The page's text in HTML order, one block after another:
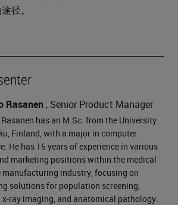
径。
Rasanen , Senior Product Manager
has an M.Sc. from the University
Finland, with a major in computer
He has 15 years of experience in various
marketing positions within the medical
manufacturing industry, focusing on
solutions for population screening,
x-ray imaging, and anatomical pathology.